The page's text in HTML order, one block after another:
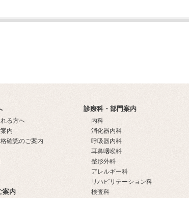
る方へ
内
確認のご案内
案内
診療科・部門案内
内科
消化器内科
呼吸器内科
耳鼻咽喉科
整形外科
アレルギー科
リハビリテーション科
検査科